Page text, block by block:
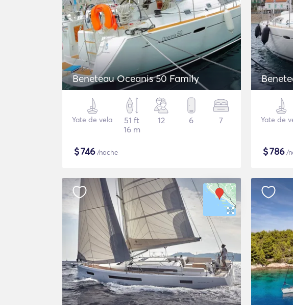
Beneteau Oceanis 50 Family
Yate de vela
51 ft
16 m
12 6 7
$746/noche
Yate de
$786/